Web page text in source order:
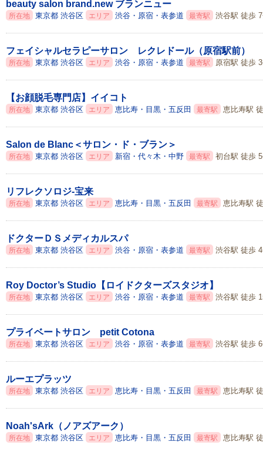
beauty salon brand.new ブランニュー
所在地 東京都 渋谷区 エリア 渋谷・原宿・表参道 最寄駅 渋谷駅 徒歩
フェイシャルセラピーサロン レクレドール（原宿駅前）
所在地 東京都 渋谷区 エリア 渋谷・原宿・表参道 最寄駅 原宿駅 徒歩
【お顔脱毛専門店】イイコト
所在地 東京都 渋谷区 エリア 恵比寿・目黒・五反田 最寄駅 恵比寿駅
Salon de Blanc＜サロン・ド・ブラン＞
所在地 東京都 渋谷区 エリア 新宿・代々木・中野 最寄駅 初台駅 徒歩
リフレクソロジ-宝来
所在地 東京都 渋谷区 エリア 恵比寿・目黒・五反田 最寄駅 恵比寿駅
ドクターＤＳメディカルスパ
所在地 東京都 渋谷区 エリア 渋谷・原宿・表参道 最寄駅 渋谷駅 徒歩
Roy Doctor’s Studio【ロイドクターズスタジオ】
所在地 東京都 渋谷区 エリア 渋谷・原宿・表参道 最寄駅 渋谷駅 徒歩
プライベートサロン petit Cotona
所在地 東京都 渋谷区 エリア 渋谷・原宿・表参道 最寄駅 渋谷駅 徒歩
ルーエプラッツ
所在地 東京都 渋谷区 エリア 恵比寿・目黒・五反田 最寄駅 恵比寿駅
Noah'sArk（ノアズアーク）
所在地 東京都 渋谷区 エリア 恵比寿・目黒・五反田 最寄駅 恵比寿駅